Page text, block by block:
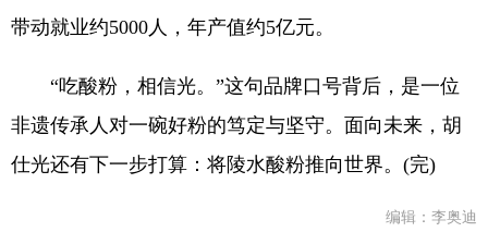
带动就业约5000人，年产值约5亿元。
“吃酸粉，相信光。”这句品牌口号背后，是一位
非遗传承人对一碗好粉的笃定与坚守。面向未来，胡
仕光还有下一步打算：将陵水酸粉推向世界。(完)
编辑：李奥迪